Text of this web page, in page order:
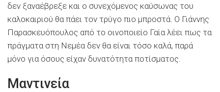
δεν ξαναέβρεξε και ο συνεχόμενος καύσωνας του
καλοκαιριού θα πάει τον τρύγο πιο μπροστά. Ο Γιάννης
Παρασκευόπουλος από το οινοποιείο Γαία λέει πως τα
πράγματα στη Νεμέα δεν θα είναι τόσο καλά, παρά
μόνο για όσους είχαν δυνατότητα ποτίσματος.
Μαντινεία